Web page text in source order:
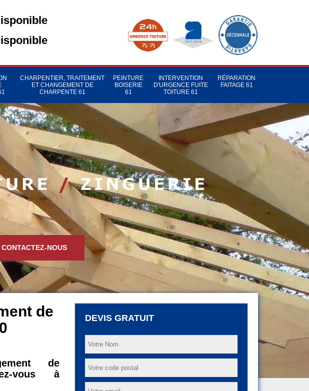
CHARPENTIER, TRAITEMENT
ET CHANGEMENT DE
CHARPENTE 61
PEINTURE
BOISERIE
61
INTERVENTION
D'URGENCE FUITE
TOITURE 61
RÉPARATION
FAITAGE 61
CONTACTEZ-NOUS
de
de
vous à
DEVIS GRATUIT